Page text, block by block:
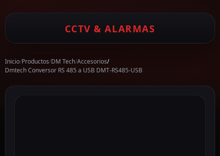
CCTV & ALARMAS
Inicio/Productos/DM Tech/Accesorios/
Dmtech Conversor RS 485 a USB DMT-RS485-USB